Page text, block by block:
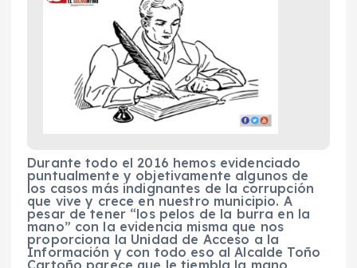
Durante todo el 2016 hemos evidenciado
puntualmente y objetivamente algunos de
los casos más indignantes de la corrupción
que vive y crece en nuestro municipio. A
pesar de tener “los pelos de la burra en la
mano” con la evidencia misma que nos
proporciona la Unidad de Acceso a la
Información y con todo eso al Alcalde Toño